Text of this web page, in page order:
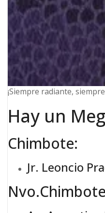
¡Siempre radiante,
Hay un
Chimbote:
Jr. Leoncio